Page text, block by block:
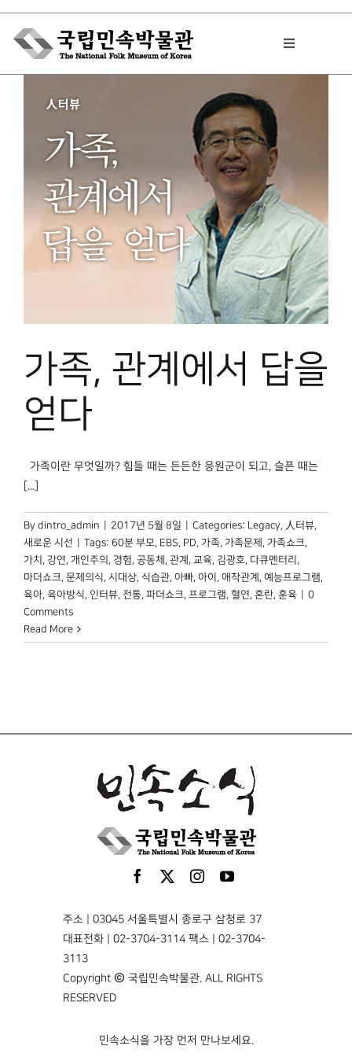
Skip
content
Toggle
박물관에서는
민속이야기
민속 인사이드
박물관 홈페이지
가족, 관계에서 답을
얻다
가족이란 무엇일까? 힘들 때는 든든한 응원군이 되고, 슬픈 때는
[...]
By dintro_admin 2017년 5월 8일 Categories: Legacy, 人터뷰,
새로운 시선
Tags: 60분 부모, EBS, PD, 가족, 가족문제 , 가족쇼크,
가치 , 강연, 개인주의 , 경험, 공동체 , 관계 , 교육, 김광호, 다큐멘터리 ,
마더쇼크, 문제의식, 시대상, 식습관, 아빠, 아이 , 애착관계 , 예능프로그램,
육아, 육아방식, 인터뷰, 전통, 파더쇼크, 프로그램, 혈연, 혼란, 훈육
0
Comments
Read More
주소 | 03045 서울특별시 종로구 삼청로 37
대표전화 | 02-3704-3114 팩스 | 02-3704-
3113
Copyright © 국립민속박물관. ALL RIGHTS
RESERVED
민속소식을 가장 먼저 만나보세요.